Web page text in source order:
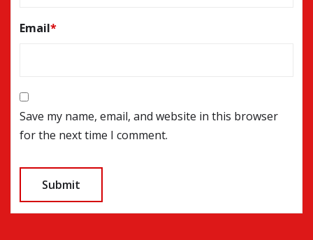
Email*
Save my name, email, and website in this browser
for the next time I comment.